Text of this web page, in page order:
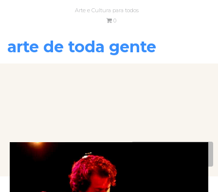
Arte e Cultura para todos
0
arte de toda gente